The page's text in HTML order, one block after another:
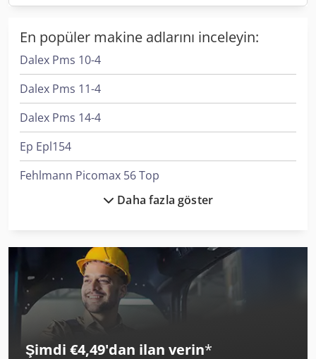
En popüler makine adlarını inceleyin:
Dalex Pms 10-4
Dalex Pms 11-4
Dalex Pms 14-4
Ep Epl154
Fehlmann Picomax 56 Top
Lvd Ppeb 400/61
Matsuura H.plus-300 Pc-5
Merlo P 27.6 Plus
Merlo P 40.17
Daha fazla göster
Şimdi €4,49'dan ilan verin*